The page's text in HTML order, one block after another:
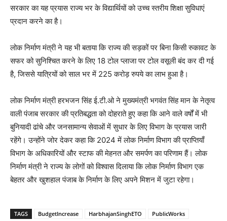
सरकार का यह प्रयास राज्य भर के विद्यार्थियों को उच्च स्तरीय शिक्षा सुविधाएं
प्रदान करने का है।
लोक निर्माण मंत्री ने यह भी बताया कि राज्य की सड़कों पर बिना किसी रुकावट के
सफर को सुनिश्चित करने के लिए 18 टोल प्लाजा पर टोल वसूली बंद कर दी गई
है, जिससे यात्रियों को साल भर में 225 करोड़ रुपये का लाभ हुआ है।
लोक निर्माण मंत्री हरभजन सिंह ई.टी.ओ ने मुख्यमंत्री भगवंत सिंह मान के नेतृत्व
वाली पंजाब सरकार की प्रतिबद्धता को दोहराते हुए कहा कि आने वाले वर्षों में भी
बुनियादी ढांचे और जनसामान्य सेवाओं में सुधार के लिए विभाग के प्रयास जारी
रहेंगे। उन्होंने जोर देकर कहा कि 2024 में लोक निर्माण विभाग की प्राप्तियाँ
विभाग के अधिकारियों और स्टाफ की मेहनत और समर्पण का परिणाम हैं। लोक
निर्माण मंत्री ने राज्य के लोगों को विश्वास दिलाया कि लोक निर्माण विभाग एक
बेहतर और खुशहाल पंजाब के निर्माण के लिए अपने मिशन में जुटा रहेगा।
TAGS BudgetIncrease HarbhajanSinghETO
PublicWorks